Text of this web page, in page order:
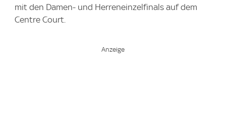
mit den Damen- und Herreneinzelfinals auf dem
Centre Court.